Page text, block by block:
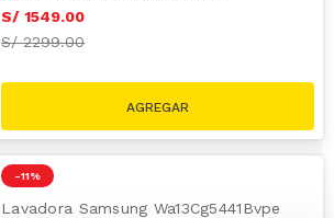
S/ 1549.00
S/2299.00
Lavadora Samsung Wa13Cg5441Bvpe
13Kg Negro
Despachado desde
S/ 1599.00